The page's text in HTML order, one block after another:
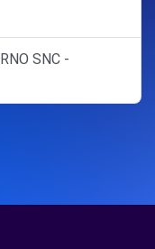
SNC -